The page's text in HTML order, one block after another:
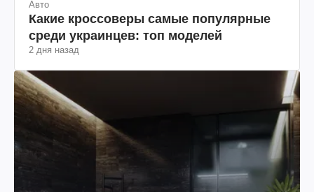
Авто
Какие кроссоверы самые популярные
среди украинцев: топ моделей
2 дня назад